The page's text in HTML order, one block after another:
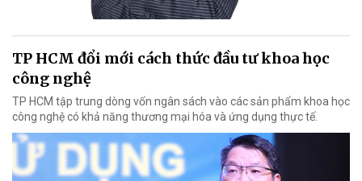
TP HCM đổi mới cách thức đầu tư khoa học
công nghệ
TP HCM tập trung dòng vốn ngân sách vào các sản phẩm khoa học
công nghệ có khả năng thương mại hóa và ứng dụng thực tế.